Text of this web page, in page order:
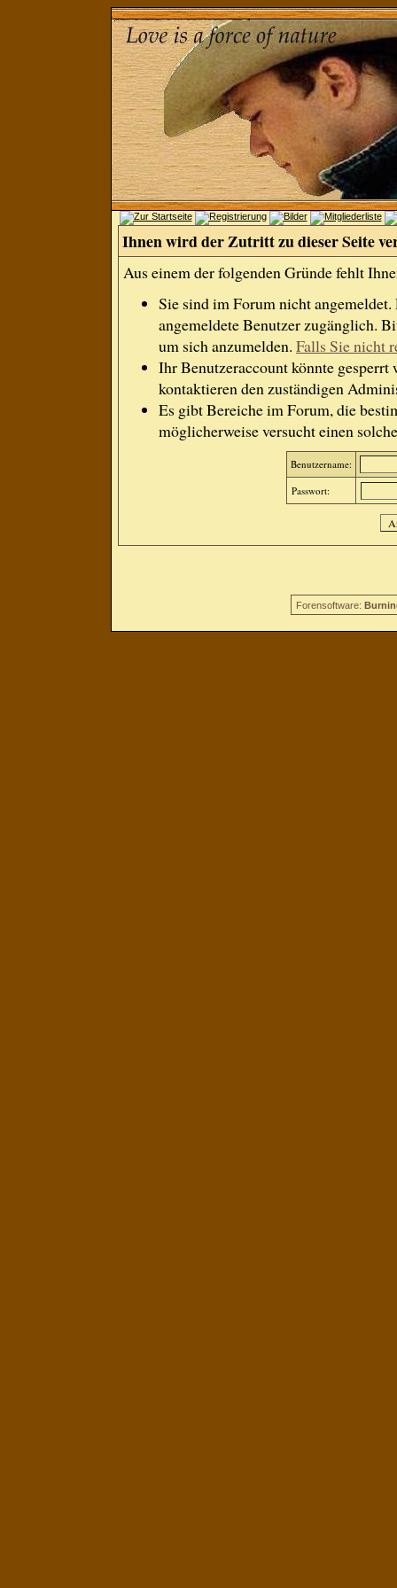
Ihnen wird der Zutritt zu dieser Seite
Aus einem der folgenden Gründe fehlt
Sie sind im Forum nicht
angemeldete Benutzer zugänglich.
um sich anzumelden. Falls Sie nicht
Ihr Benutzeraccount könnte gesperrt
kontaktieren den zuständigen
Es gibt Bereiche im Forum, die
möglicherweise versucht einen
Benutzername:
Passwort:
Forensoftware: